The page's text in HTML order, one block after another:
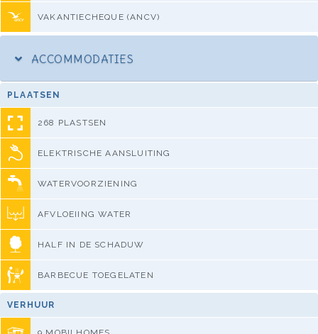
VAKANTIECHEQUE (ANCV)
ACCOMMODATIES
PLAATSEN
268 PLASTSEN
ELEKTRISCHE AANSLUITING
WATERVOORZIENING
AFVLOEIING WATER
HALF IN DE SCHADUW
BARBECUE TOEGELATEN
VERHUUR